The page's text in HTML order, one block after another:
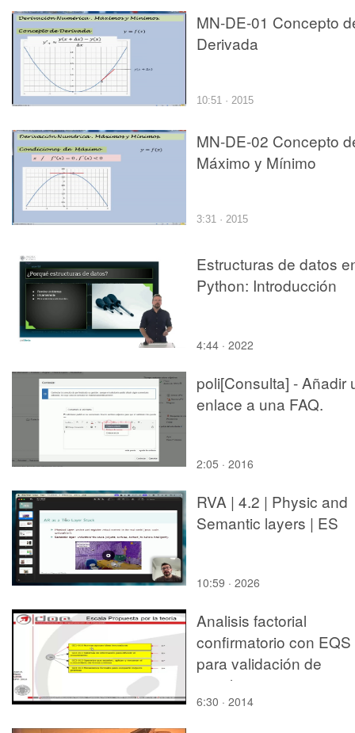
MN-DE-01 Concepto
Derivada
10:51 · 2015
MN-DE-02 Concepto
Máximo y Mínimo
3:31 · 2015
Estructuras de datos
Python: Introducción
4:44 · 2022
poli[Consulta] - Añadir
enlace a una FAQ.
2:05 · 2016
RVA | 4.2 | Physic and
Semantic layers | ES
10:59 · 2026
Analisis factorial
confirmatorio con EQS
para validación de
escalas
6:30 · 2014